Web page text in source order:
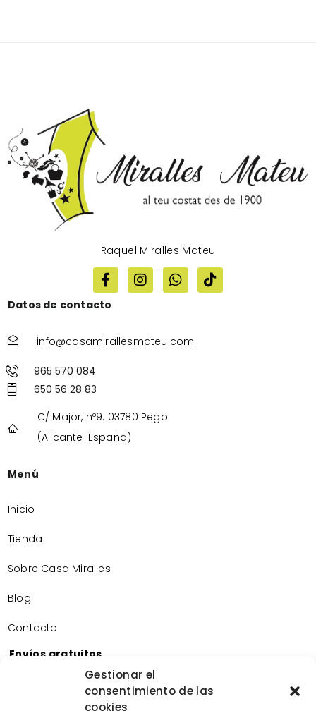
Gestionar el
consentimiento de las
cookies
Raquel Miralles Mateu
Datos de contacto
info@casamirallesmateu.com
965 570 084
650 56 28 83
C/ Major, nº9. 03780 Pego
(Alicante-España)
Menú
Inicio
Tienda
Sobre Casa Miralles
Blog
Contacto
Envíos gratuitos
Envíos gratuitos por la compra de más de 60€.
Devoluciones gratuitas
Devoluciones gratuitas en nuestra tienda física.